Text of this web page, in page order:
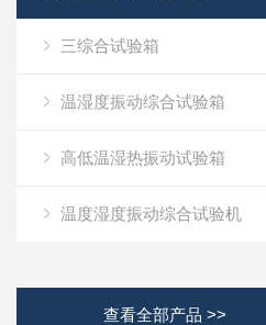
三综合试验箱
温湿度振动综合试验箱
高低温湿热振动试验箱
温度湿度振动综合试验机
查看全部产品 >>